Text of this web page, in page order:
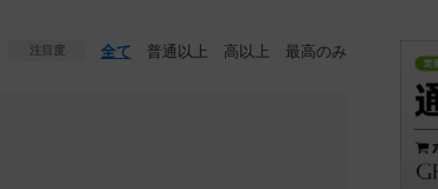
注目度 全て 普通以上 高以上 最高のみ